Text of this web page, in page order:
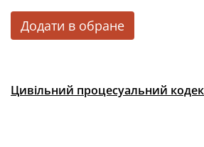
Додати в обране
Цивільний процесуальний